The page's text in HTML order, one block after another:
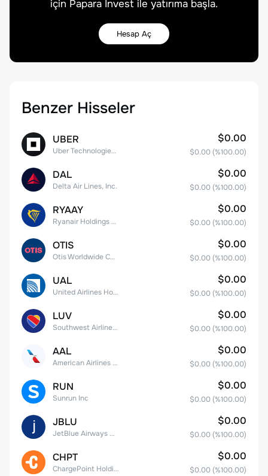
için Papara Invest ile yatırıma başla.
Hesap Aç
Benzer Hisseler
UBER
Uber Technologies, Inc.
$0.00
$0.00 (%100.00)
DAL
Delta Air Lines, Inc.
$0.00
$0.00 (%100.00)
RYAAY
Ryanair Holdings plc American Depositary Shares
$0.00
$0.00 (%100.00)
OTIS
Otis Worldwide Corporation
$0.00
$0.00 (%100.00)
UAL
United Airlines Holdings, Inc. Common Stock
$0.00
$0.00 (%100.00)
LUV
Southwest Airlines Co.
$0.00
$0.00 (%100.00)
AAL
American Airlines Group Inc.
$0.00
$0.00 (%100.00)
RUN
Sunrun Inc
$0.00
$0.00 (%100.00)
JBLU
JetBlue Airways Corp
$0.00
$0.00 (%100.00)
CHPT
ChargePoint Holdings, Inc.
$0.00
$0.00 (%100.00)